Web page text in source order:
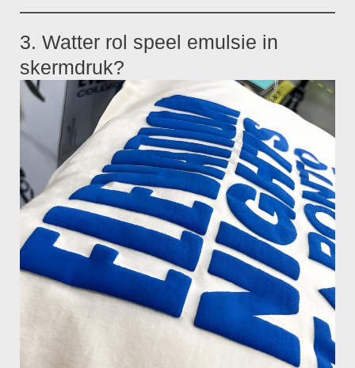
3. Watter rol speel emulsie in
skermdruk?